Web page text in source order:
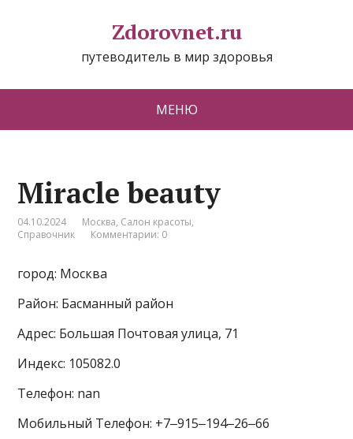
Zdorovnet.ru
путеводитель в мир здоровья
МЕНЮ
Miracle beauty
04.10.2024 Москва, Салон красоты,
Справочник
Комментарии: 0
город: Москва
Район: Басманный район
Адрес: Большая Почтовая улица, 71
Индекс: 105082.0
Телефон: nan
Мобильный Телефон: +7‒915‒194‒26‒66